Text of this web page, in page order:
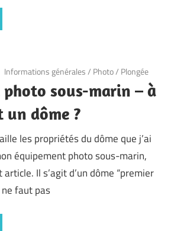
Informations générales/ Photo/ Plongée
sous-marin – à
dôme ?
les propriétés du dôme que j’ai
équipement photo sous-marin,
Il s’agit d’un dôme “premier
faut pas